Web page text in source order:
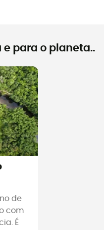
e para o planeta..
de
com
É